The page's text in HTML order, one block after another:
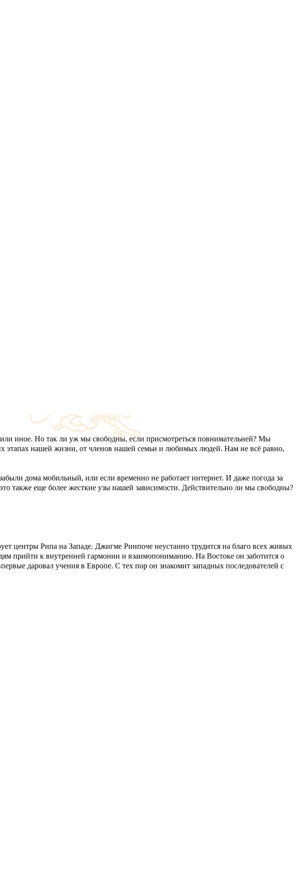
иное. Но так ли уж мы свободны, если присмотреться повнимательней? Мы
этапах нашей жизни, от членов нашей семьи и любимых людей. Нам не всё равно,
дома мобильный, или если временно не работает интернет. И даже погода за
также еще более жесткие узы нашей зависимости. Действительно ли мы свободны?
центры Рипа на Западе. Джигме Ринпоче неустанно трудится на благо всех живых
прийти к внутренней гармонии и взаимопониманию. На Востоке он заботится о
даровал учения в Европе. С тех пор он знакомит западных последователей с